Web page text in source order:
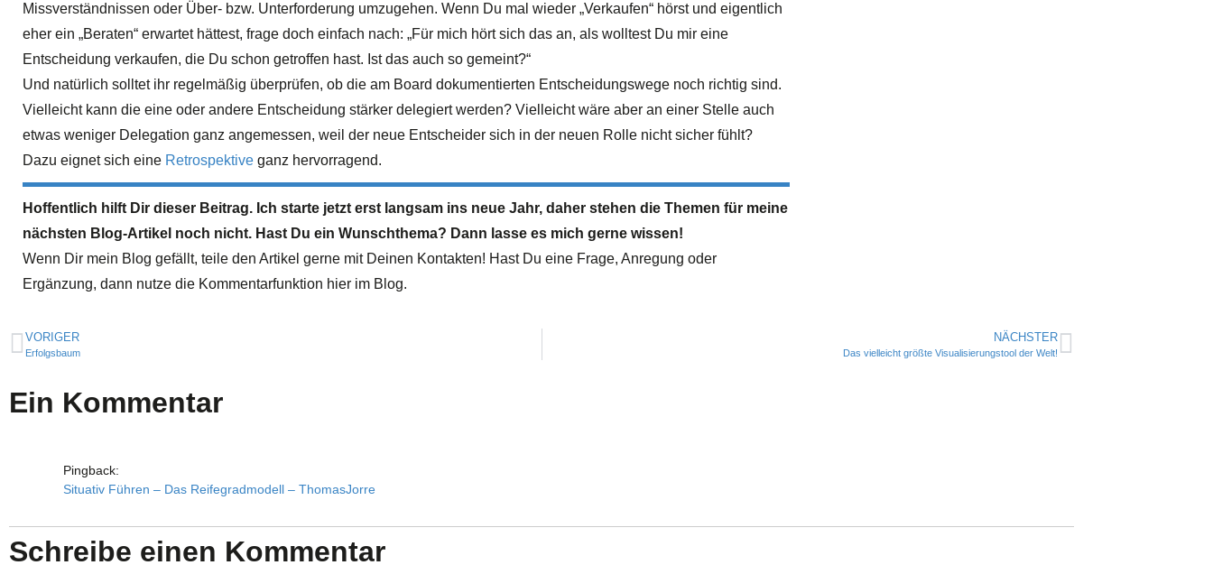
Missverständnissen oder Über- bzw. Unterforderung umzugehen. Wenn Du mal wieder „Verkaufen“ hörst und eigentlich
eher ein „Beraten“ erwartet hättest, frage doch einfach nach: „Für mich hört sich das an, als wolltest Du mir eine
Entscheidung verkaufen, die Du schon getroffen hast. Ist das auch so gemeint?“
Und natürlich solltet ihr regelmäßig überprüfen, ob die am Board dokumentierten Entscheidungswege noch richtig sind.
Vielleicht kann die eine oder andere Entscheidung stärker delegiert werden? Vielleicht wäre aber an einer Stelle auch
etwas weniger Delegation ganz angemessen, weil der neue Entscheider sich in der neuen Rolle nicht sicher fühlt?
Dazu eignet sich eine Retrospektive ganz hervorragend.
Hoffentlich hilft Dir dieser Beitrag. Ich starte jetzt erst langsam ins neue Jahr, daher stehen die Themen für meine
nächsten Blog-Artikel noch nicht. Hast Du ein Wunschthema? Dann lasse es mich gerne wissen!
Wenn Dir mein Blog gefällt, teile den Artikel gerne mit Deinen Kontakten! Hast Du eine Frage, Anregung oder
Ergänzung, dann nutze die Kommentarfunktion hier im Blog.
VORIGER
Erfolgsbaum
NÄCHSTER
Das vielleicht größte Visualisierungstool der Welt!
Ein Kommentar
Pingback:
Situativ Führen – Das Reifegradmodell – ThomasJorre
Schreibe einen Kommentar